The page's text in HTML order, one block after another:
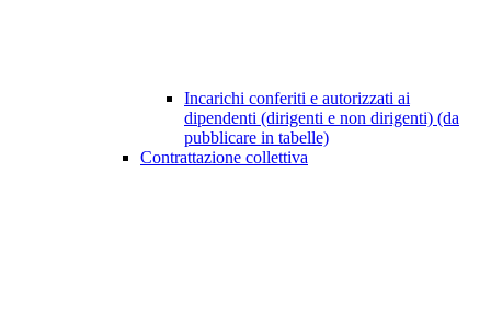
Incarichi conferiti e autorizzati ai
dipendenti (dirigenti e non dirigenti) (da
pubblicare in tabelle)
Contrattazione collettiva